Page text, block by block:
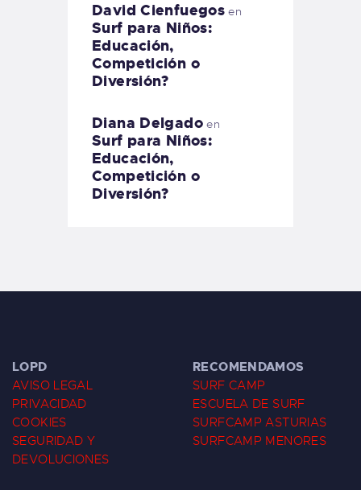
David Cienfuegos en
Surf para Niños:
Educación,
Competición o
Diversión?
Diana Delgadoen
Surf para Niños:
Educación,
Competición o
Diversión?
LOPD
AVISO LEGAL
PRIVACIDAD
COOKIES
SEGURIDAD Y
DEVOLUCIONES
RECOMENDAMOS
SURF CAMP
ESCUELA DE SURF
SURFCAMP ASTURIAS
SURFCAMP MENORES